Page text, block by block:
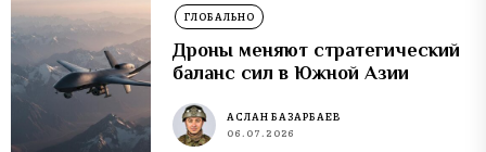
ГЛОБАЛЬНО
Дроны меняют стратегический
баланс сил в Южной Азии
АСЛАН БАЗАРБАЕВ
06.07.2026